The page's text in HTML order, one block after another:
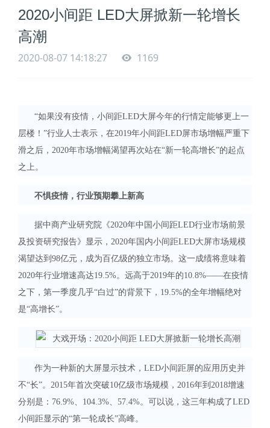
2020小间距 LED大屏掀新一轮增长
高潮
2020-08-07 14:18:27 1169
“如果没有疫情，小间距LED大屏今年的行情定能够更上一
层楼！”行业人士表示，在2019年小间距LED屏市场增幅严重下
滑之后，2020年市场增幅渴望再次站在“新一轮高增长”的起点
之上。
不惧疫情，行业预期攀上新高
据中商产业研究院《2020年中国小间距LED行业市场前景
及投资研究报告》显示，2020年国内小间距LED大屏市场规模
渴望达到98亿元，成为百亿级的独立市场。这一成绩将意味着
2020年行业增速高达19.5%。远高于2019年的10.8%——在疫情
之下，第一季度几乎“白过”的背景下，19.5%的全年增幅绝对
是“高增长”。
作为一种新的大屏显示技术，LED小间距屏的应用历史并
不“长”。2015年首次突破10亿级市场规模，2016年到2018增速
分别是：76.9%、104.3%、57.4%。可以说，这三年构成了LED
小间距显示的“第一轮成长”高峰。